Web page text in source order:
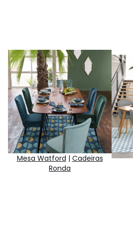
Mesa Watford | Cadeiras
Ronda